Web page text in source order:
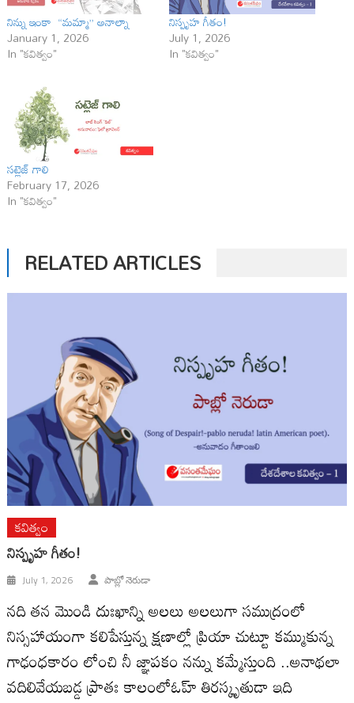
నిన్ను ఇంకా “మమ్మా” అనాల్నా
January 1, 2026
In "కవిత్వం"
నిస్పృహ గీతం!
July 1, 2026
In "కవిత్వం"
సట్లెజ్ గాలి
February 17, 2026
In "కవిత్వం"
RELATED ARTICLES
కవిత్వం
నిస్పృహ గీతం!
July 1, 2026 పాబ్లో నెరుడా
నది తన మొండి దుఃఖాన్ని అలలు అలలుగా సముద్రంలో
నిస్సహాయంగా కలిపేస్తున్న క్షణాల్లో ప్రియా చుట్టూ కమ్ముకున్న
గాఢంధకారం లోంచి నీ జ్ఞాపకం నన్ను కమ్మేస్తుంది ..అనాథలా
వదిలివేయబడ్డ ప్రాతః కాలంలోఓహ్ తిరస్కృతుడా ఇది